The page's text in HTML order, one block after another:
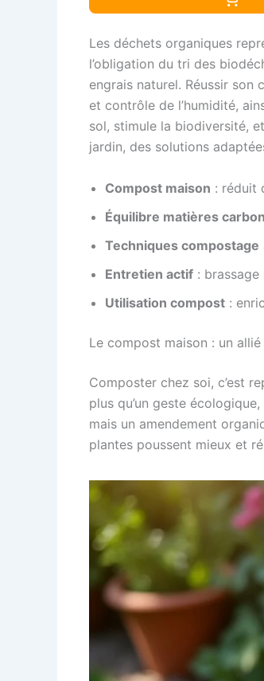
Les déchets organiques
l’obligation du tri des
engrais naturel. Réussir
et contrôle de l’humidité,
sol, stimule la biodiversité,
jardin, des solutions
Compost maison : réduit
Équilibre matières
Techniques compostage
Entretien actif :
Utilisation compost :
Le compost maison : un
Composter chez soi, c’est
plus qu’un geste
mais un amendement
plantes poussent mieux et